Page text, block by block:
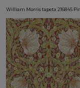
William Morris tapeta 216845